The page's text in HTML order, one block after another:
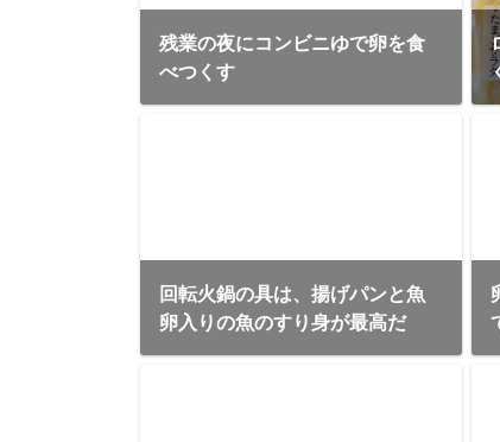
残業の夜にコンビニゆで卵を食
べつくす
回転火鍋の具は、揚げパンと魚
卵入りの魚のすり身が最高だ